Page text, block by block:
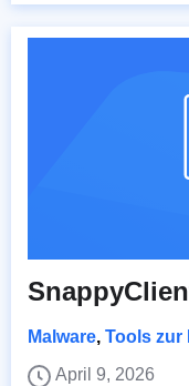
Malware, Tools zur
April 9, 2026